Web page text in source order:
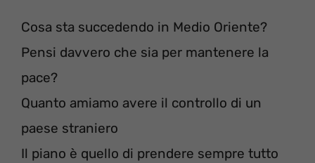
Cosa sta succedendo in Medio Oriente?
Pensi davvero che sia per mantenere la
pace?
Quanto amiamo avere il controllo di un
paese straniero
Il piano è quello di prendere sempre tutto